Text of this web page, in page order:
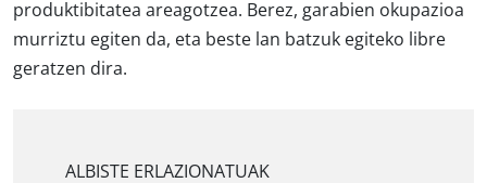
produktibitatea areagotzea. Berez, garabien okupazioa
murriztu egiten da, eta beste lan batzuk egiteko libre
geratzen dira.
ALBISTE ERLAZIONATUAK